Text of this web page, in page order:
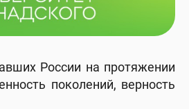
России на протяжении
поколений, верность